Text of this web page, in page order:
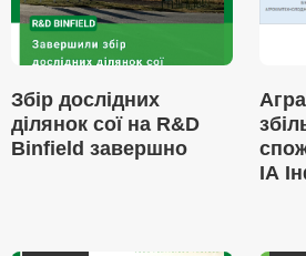
Збір дослідних
ділянок сої на R&D
Binfield завершно
ІА